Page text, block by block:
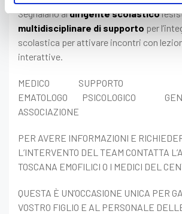
Segnalano aldirigente scolastico
multidisciplinare di supporto per
scolastica per attivare incontri con
interattive.
MEDICO SUPPORTO
EMATOLOGO PSICOLOGICO
ASSOCIAZIONE
PER AVERE INFORMAZIONI E
L’INTERVENTO DEL TEAM CONTATTA
TOSCANA EMOFILICI O I MEDICI DEL
QUESTA È UN’OCCASIONE UNICA PER
VOSTRO FIGLIO E AL PERSONALE